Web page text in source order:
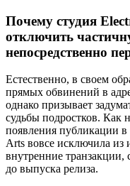
Почему студия
отключить
непосредственно
Естественно, в своем
прямых обвинений в
однако призывает
судьбы подростков. Как
появления публикации в
Arts вовсе исключила из
внутренние транзакции,
до выпуска релиза.